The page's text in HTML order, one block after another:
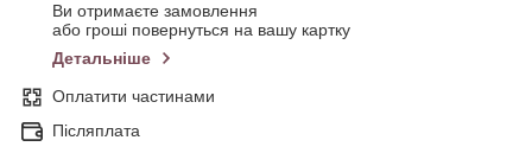
Ви отримаєте замовлення
або гроші повернуться на вашу картку
Детальніше
Оплатити частинами
Післяплата